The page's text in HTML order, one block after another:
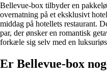
Bellevue-box tilbyder en
overnatning på et eksklusivt
middag på hotellets restaurant.
par, der ønsker en romantisk
forkæle sig selv med en
Er Bellevue-box